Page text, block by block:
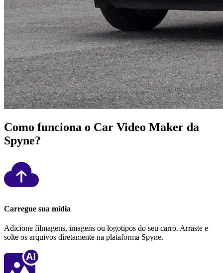
Como funciona o Car Video Maker da
Spyne?
Carregue sua mídia
Adicione filmagens, imagens ou logotipos do seu carro. Arraste e
solte os arquivos diretamente na plataforma Spyne.